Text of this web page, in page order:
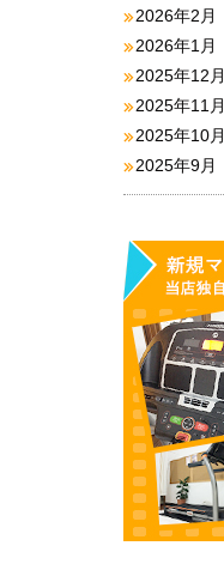
2026年2月
2026年1月
2025年12月
2025年11月
2025年10月
2025年9月